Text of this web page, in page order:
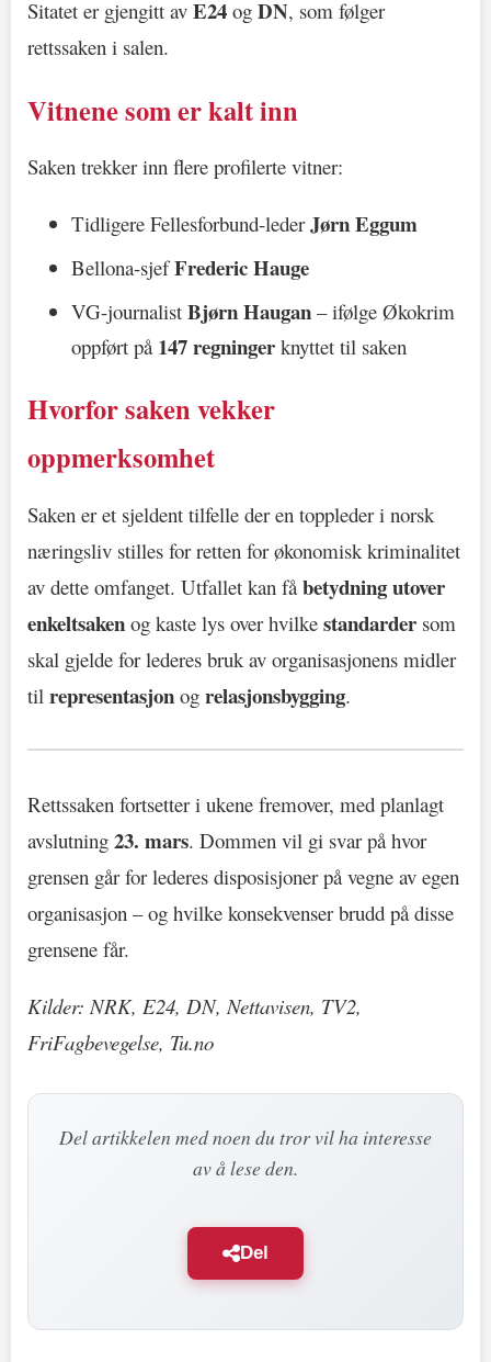
Sitatet er gjengitt av E24 og DN, som følger
rettssaken i salen.
Vitnene som er kalt inn
Saken trekker inn flere profilerte vitner:
Tidligere Fellesforbund-lederJørn Eggum
Bellona-sjefFrederic Hauge
VG-journalist Bjørn Haugan – ifølge Økokrim
oppført på 147 regninger knyttet til saken
Hvorfor saken vekker
oppmerksomhet
Saken er et sjeldent tilfelle der en toppleder i norsk
næringsliv stilles for retten for økonomisk kriminalitet
av dette omfanget. Utfallet kan fåbetydning utover
enkeltsaken og kaste lys over hvilke standarder som
skal gjelde for lederes bruk av organisasjonens midler
til representasjon og relasjonsbygging.
Rettssaken fortsetter i ukene fremover, med planlagt
avslutning 23. mars. Dommen vil gi svar på hvor
grensen går for lederes disposisjoner på vegne av egen
organisasjon – og hvilke konsekvenser brudd på disse
grensene får.
Kilder: NRK, E24, DN, Nettavisen, TV2,
FriFagbevegelse, Tu.no
Del artikkelen med noen du tror vil ha interesse
av å lese den.
Del